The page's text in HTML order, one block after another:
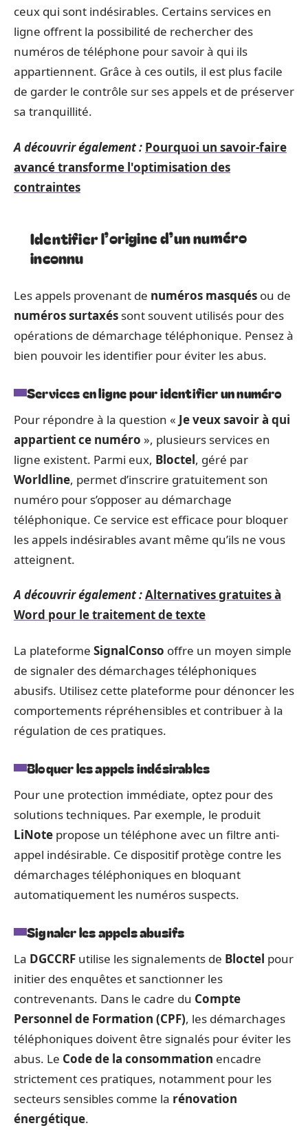
ceux qui sont indésirables. Certains services en
ligne offrent la possibilité de rechercher des
numéros de téléphone pour savoir à qui ils
appartiennent. Grâce à ces outils, il est plus facile
de garder le contrôle sur ses appels et de préserver
sa tranquillité.
A découvrir également : Pourquoi un savoir-faire
avancé transforme l'optimisation des
contraintes
Identifier l’origine d’un numéro
inconnu
Les appels provenant de numéros masqués ou de
numéros surtaxés sont souvent utilisés pour des
opérations de démarchage téléphonique. Pensez à
bien pouvoir les identifier pour éviter les abus.
Services en ligne pour identifier un numéro
Pour répondre à la question « Je veux savoir à qui
appartient ce numéro », plusieurs services en
ligne existent. Parmi eux, Bloctel, géré par
Worldline, permet d’inscrire gratuitement son
numéro pour s’opposer au démarchage
téléphonique. Ce service est efficace pour bloquer
les appels indésirables avant même qu’ils ne vous
atteignent.
A découvrir également :Alternatives gratuites à
Word pour le traitement de texte
La plateforme SignalConso offre un moyen simple
de signaler des démarchages téléphoniques
abusifs. Utilisez cette plateforme pour dénoncer les
comportements répréhensibles et contribuer à la
régulation de ces pratiques.
Bloquer les appels indésirables
Pour une protection immédiate, optez pour des
solutions techniques. Par exemple, le produit
LiNote propose un téléphone avec un filtre anti-
appel indésirable. Ce dispositif protège contre les
démarchages téléphoniques en bloquant
automatiquement les numéros suspects.
Signaler les appels abusifs
La DGCCRF utilise les signalements de Bloctel pour
initier des enquêtes et sanctionner les
contrevenants. Dans le cadre du Compte
Personnel de Formation (CPF), les démarchages
téléphoniques doivent être signalés pour éviter les
abus. Le Code de la consommation encadre
strictement ces pratiques, notamment pour les
secteurs sensibles comme la rénovation
énergétique.